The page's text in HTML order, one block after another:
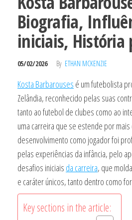
Biografia,
iniciais, História
05/02/2026 By ETHAN MCKENZIE
Kosta Barbarouses é um futebolista
Zelândia, reconhecido pelas suas
tanto ao futebol de clubes como ao
uma carreira que se estende por
desenvolvimento como jogador foi
pelas experiências da infância, pelo
desafios iniciais da carreira, que
e caráter únicos, tanto dentro como
Key sections in the article: